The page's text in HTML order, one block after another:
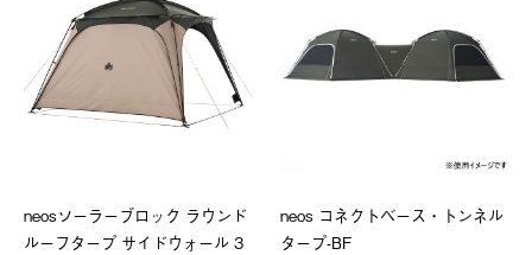
neosソーラーブロック ラウンド
ルーフタープ サイドウォール 3
neos コネクトベース・トンネル
タープ-BF